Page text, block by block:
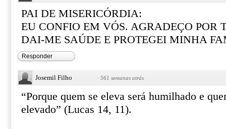
PAI DE MISERICÓRDIA:
EU CONFIO EM VÓS. AGRADEÇO POR
DAI-ME SAÚDE E PROTEGEI MINHA
Responder
Josemil Filho · 561 semanas atrás
“Porque quem se eleva será humilhado e
elevado” (Lucas 14, 11).